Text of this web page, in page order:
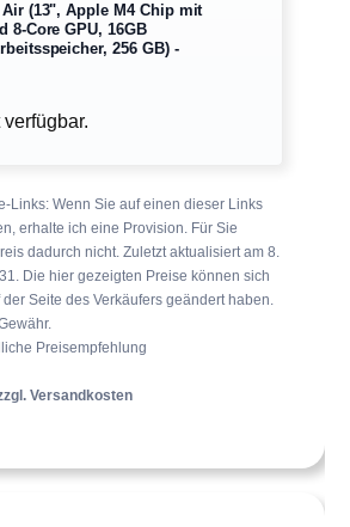
(13", Apple M4 Chip mit
8‑Core GPU, 16GB
256 GB) -
Links: Wenn Sie auf einen dieser Links
erhalte ich eine Provision. Für Sie
dadurch nicht. Zuletzt aktualisiert am 8.
Die hier gezeigten Preise können sich
Seite des Verkäufers geändert haben.
Preisempfehlung
Versandkosten